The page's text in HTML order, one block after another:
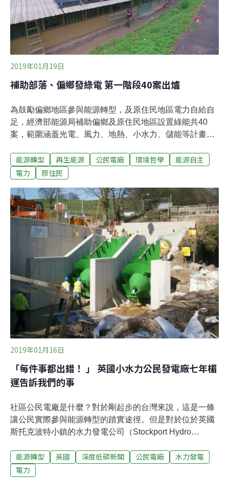
再到去年推出的「綠能屋頂全民參與」及「原住民地區參
與再生能源設置」與「民間團體於偏遠地區設置綠能發電
設備」，新計畫推陳出新。不過，經濟部能源局能技組組
長陳崇
2019年01月19日
補助部落、偏鄉發綠電 第一階段40案出爐
為鼓勵偏鄉地區參與能源轉型，及原住民地區電力自給自
足，經濟部能源局補助偏鄉及原住民地區設置綠能共40
案，範圍涵蓋光電、風力、地熱、小水力、儲能等計畫。
等，每案最高補助200萬元。真正的建置則在第二階段。
通過的40案須再提出申請，才能爭取每案1000萬元的建置
對偏鄉綠能計畫，長期推行社區小型再生能源的陳秉亨提
醒，凝聚共識須要長時間經營，綠能對很多地區都是全新
的體驗，社區投入學習，建立自己的想法也很重要。偏鄉
19案強調公民參與 環境調查確保永續經營 「原住民地
區參與再生能源設置」與「民間團體於偏遠地區設置綠能
發電設備」補助分屬兩個計畫，前者以55個原住民鄉鎮為
主，由鄉鎮公所提出申請，目的在提升電力的自給自足；
後者對象是偏遠地區鄉，強調民間協力與參與，由民間團
體提出申請。偏鄉綠能19
能源轉型 再生能源 公民電廠 環境哲學
能源自主
電力
原住民
2019年01月16日
「每件事都出錯！ 」 英國小水力公民發電廠七年楣
運告訴我們的事
社區公民電廠是什麼？對於剛起步的台灣來說，這是一條
讓公民實際參與能源轉型的踏實途徑。但是對於位於英國
斯托克波特小鎮的水力發電公司（Stockport Hydro
條集結大洪水、旱災、財務危機、機械故障、土地糾紛、
還有落葉不時阻塞水道、各種倒楣與意外輪番上陣的「天
能源轉型 英國 深度低碳新聞 公民電廠
水力發電
電力